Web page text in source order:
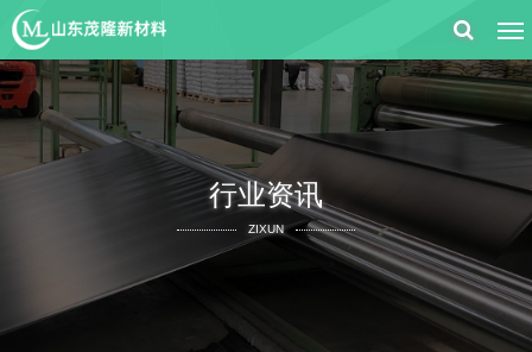
行业资讯
ZIXUN